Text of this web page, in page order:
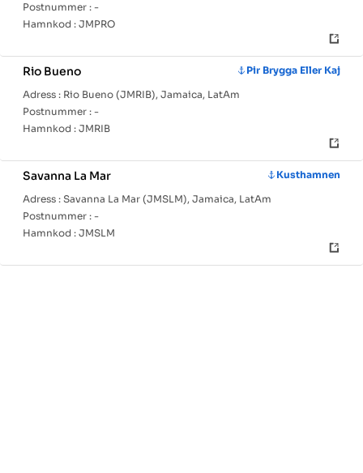
Postnummer : -
Hamnkod : JMPRO
Rio Bueno
Pir Brygga Eller Kaj
Adress : Rio Bueno (JMRIB), Jamaica, LatAm
Postnummer : -
Hamnkod : JMRIB
Savanna La Mar
Kusthamnen
Adress : Savanna La Mar (JMSLM), Jamaica, LatAm
Postnummer : -
Hamnkod : JMSLM